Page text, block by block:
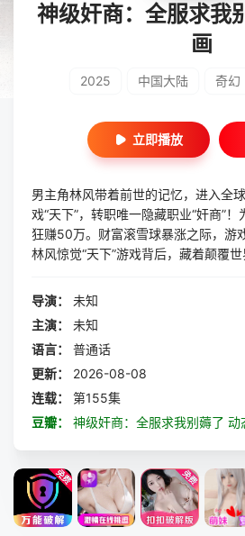
神级奸商：全服求我
画
2025 中国大陆 奇幻
立即播放
男主角林风带着前世的记忆，进入全
戏“天下”，转职唯一隐藏职业“奸商”
狂赚50万。财富滚雪球暴涨之际，游
林风惊觉“天下”游戏背后，藏着颠覆
导演：
未知
主演：
未知
语言：
普通话
更新：
2026-08-08
连载：
第155集
豆瓣：
神级奸商：全服求我别薅了 动